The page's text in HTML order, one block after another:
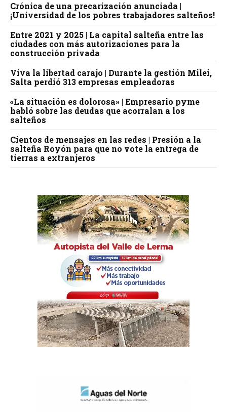
Crónica de una precarización anunciada |
¡Universidad de los pobres trabajadores salteños!
Entre 2021 y 2025 | La capital salteña entre las
ciudades con más autorizaciones para la
construcción privada
Viva la libertad carajo | Durante la gestión Milei,
Salta perdió 313 empresas empleadoras
«La situación es dolorosa» | Empresario pyme
habló sobre las deudas que acorralan a los
salteños
Cientos de mensajes en las redes | Presión a la
salteña Royón para que no vote la entrega de
tierras a extranjeros